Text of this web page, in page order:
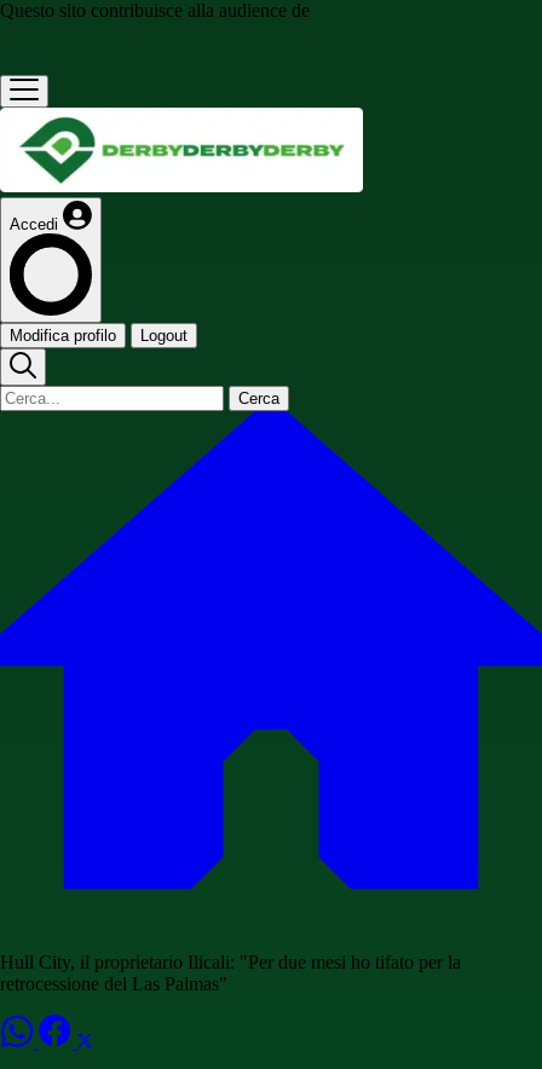
Questo sito contribuisce alla audience de
Accedi
Modifica profilo Logout
Cerca
Hull City, il proprietario Ilicali: "Per due mesi ho tifato per la
retrocessione del Las Palmas"